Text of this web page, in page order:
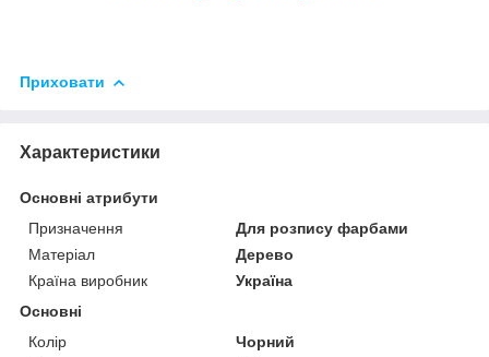
Приховати
Характеристики
Основні атрибути
Призначення
Для розпису фарбами
Матеріал
Дерево
Країна виробник
Україна
Основні
Колір
Чорний